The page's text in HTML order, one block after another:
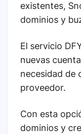
existentes,
dominios y
El servicio
nuevas
necesidad de
proveedor.
Con esta
dominios y